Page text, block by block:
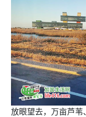
放眼望去，万亩芦